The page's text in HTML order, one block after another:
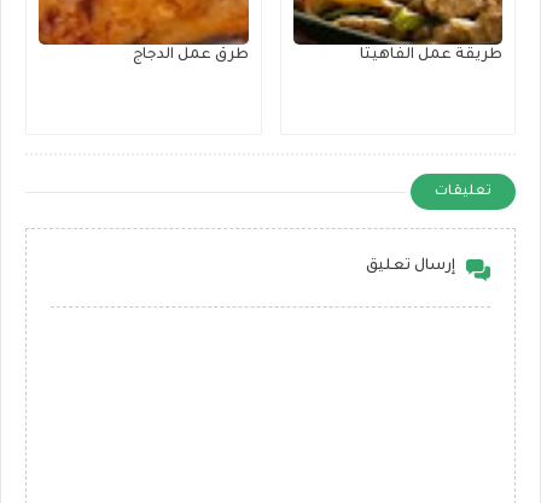
طريقة عمل الفاهيتا طرق عمل الدجاج
تعليقات
إرسال تعليق